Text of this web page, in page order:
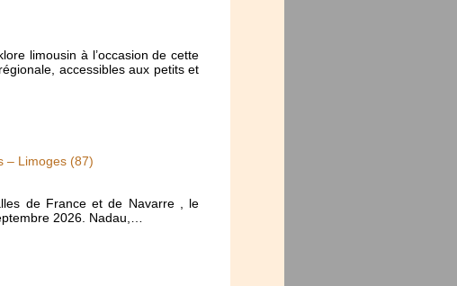
limousin à l’occasion de cette
accessibles aux petits et
– Limoges (87)
de France et de Navarre , le
2026. Nadau,…